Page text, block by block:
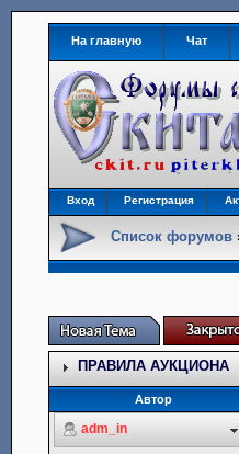
На главную Чат
Вход Регистрация
Список форумов
ПРАВИЛА АУКЦИОНА
Автор
adm_in